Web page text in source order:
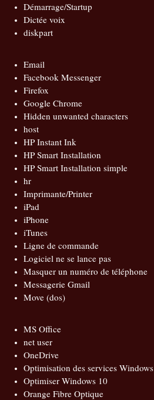
Démarrage/Startup
Dictée voix
diskpart
Email
Facebook Messenger
Firefox
Google Chrome
Hidden unwanted characters
host
HP Instant Ink
HP Smart Installation
HP Smart Installation simple
hr
Imprimante/Printer
iPad
iPhone
iTunes
Ligne de commande
Logiciel ne se lance pas
Masquer un numéro de téléphone
Messagerie Gmail
Move (dos)
MS Office
net user
OneDrive
Optimisation des services Windows
Optimiser Windows 10
Orange Fibre Optique